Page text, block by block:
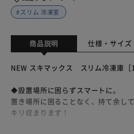
#スリム 冷凍室
商品説明 仕様・サイズ
NEW スキマックス スリム冷凍庫［
◆設置場所に困らずスマートに。
置き場所に困ることなく、持て余し
キリ収まります！